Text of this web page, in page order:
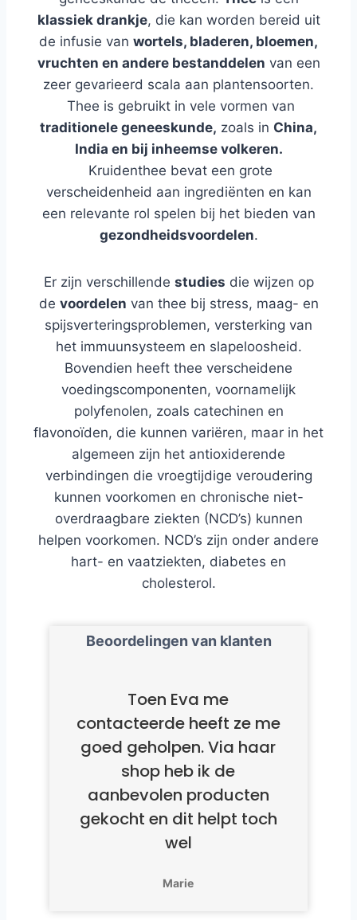
klassiek drankje, die kan worden bereid uit
de infusie van wortels, bladeren, bloemen,
vruchten en andere bestanddelen van een
zeer gevarieerd scala aan plantensoorten.
Thee is gebruikt in vele vormen van
traditionele geneeskunde, zoals in China,
India en bij inheemse volkeren.
Kruidenthee bevat een grote
verscheidenheid aan ingrediënten en kan
een relevante rol spelen bij het bieden van
gezondheidsvoordelen.
Er zijn verschillende studies die wijzen op
de voordelen van thee bij stress, maag- en
spijsverteringsproblemen, versterking van
het immuunsysteem en slapeloosheid.
Bovendien heeft thee verscheidene
voedingscomponenten, voornamelijk
polyfenolen, zoals catechinen en
flavonoïden, die kunnen variëren, maar in het
algemeen zijn het antioxiderende
verbindingen die vroegtijdige veroudering
kunnen voorkomen en chronische niet-
overdraagbare ziekten (NCD’s) kunnen
helpen voorkomen. NCD’s zijn onder andere
hart- en vaatziekten, diabetes en
cholesterol.
Beoordelingen van klanten
Toen Eva me
contacteerde heeft ze me
goed geholpen. Via haar
shop heb ik de
aanbevolen producten
gekocht en dit helpt toch
wel
Marie